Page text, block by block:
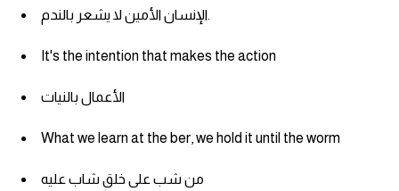
كلمات بحرف l
الإنسان الأمين لا يشعر بالندم.
It's the intention that makes the action
الأعمال بالنيات
What we learn at the ber, we hold it until the worm
من شب على خلق شاب عليه